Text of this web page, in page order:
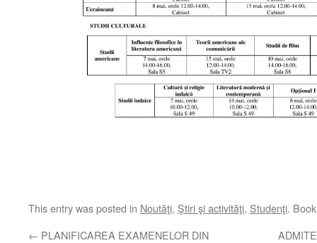
This entry was posted in Noutăţi, Ştiri şi activităţi, Studenţi.
← PLANIFICAREA EXAMENELOR DIN